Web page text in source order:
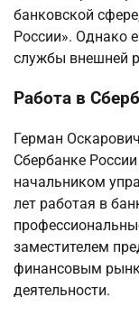
банковской
России». Однако
службы внешней
Работа в
Герман
Сбербанке
начальником
лет работая в
заместителем
финансовым
деятельности.